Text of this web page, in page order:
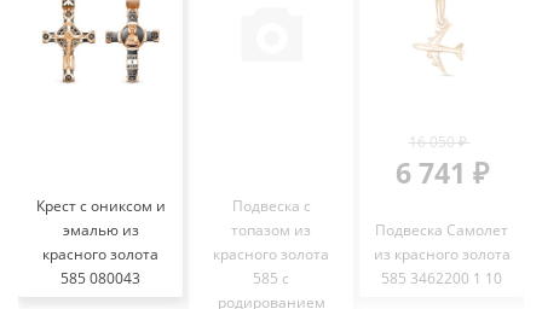
Крест с ониксом и
эмалью из
красного золота
585 080043
Подвеска с
топазом из
красного золота
585 с
родированием
16 050 ₽
6 741 ₽
Подвеска Самолет
из красного золота
585 3462200 1 10